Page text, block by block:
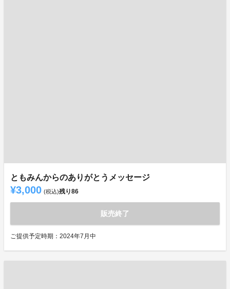
ともみんからのありがとうメッセージ
¥3,000 (税込)残り86
販売終了
ご提供予定時期：2024年7月中